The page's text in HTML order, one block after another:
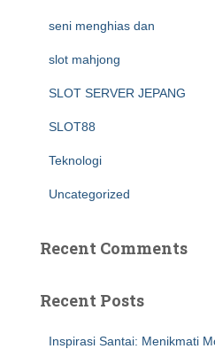
seni menghias dan
slot mahjong
SLOT SERVER JEPANG
SLOT88
Teknologi
Uncategorized
Recent Comments
Recent Posts
Inspirasi Santai: Menikmati